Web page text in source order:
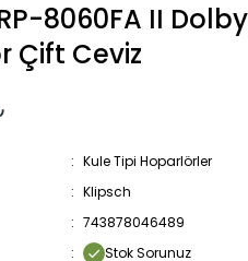
8060FA II
Çift Ceviz
Kule Tipi Hoparlörler
Klipsch
743878046489
Stok Sorunuz